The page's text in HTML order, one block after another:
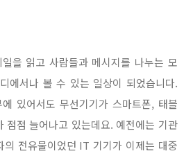
을 읽고 사람들과 메시지를 나누는 모
에서나 볼 수 있는 일상이 되었습니다.
있어서도 무선기기가 스마트폰, 태블
점점 늘어나고 있는데요. 예전에는 기관
의 전유물이었던 IT 기기가 이제는 대중